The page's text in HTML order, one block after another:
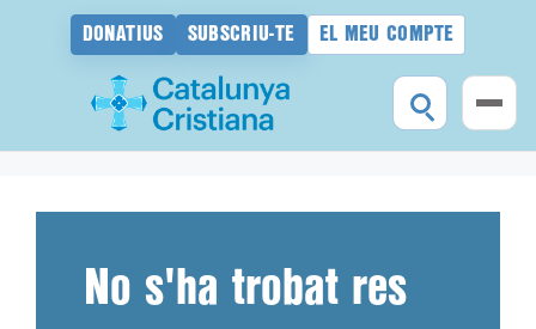
DONATIUS SUBSCRIU-TE EL MEU COMPTE
No s'ha trobat res